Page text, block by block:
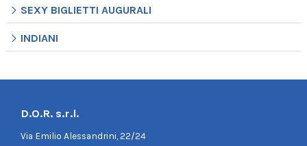
SEXY BIGLIETTI AUGURALI
INDIANI
D.O.R. s.r.l.
Via Emilio Alessandrini, 22/24